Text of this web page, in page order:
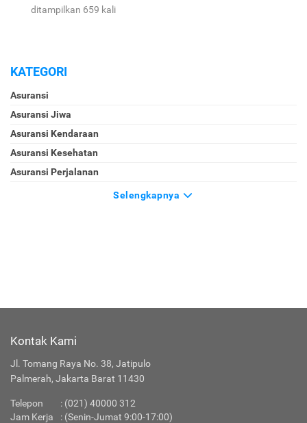
ditampilkan 659 kali
KATEGORI
Asuransi
Asuransi Jiwa
Asuransi Kendaraan
Asuransi Kesehatan
Asuransi Perjalanan
Selengkapnya
Kontak Kami
Jl. Tomang Raya No. 38, Jatipulo
Palmerah, Jakarta Barat 11430
Telepon : (021) 40000 312
Jam Kerja
: (Senin-Jumat 9:00-17:00)